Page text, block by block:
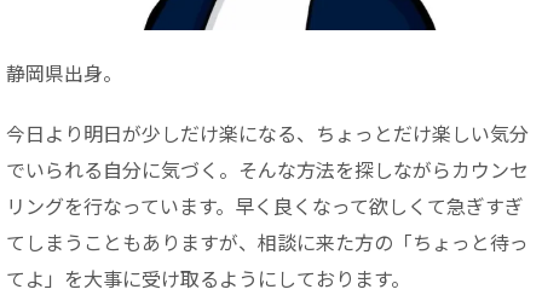
静岡県出身。
今日より明日が少しだけ楽になる、ちょっとだけ楽しい気分
でいられる自分に気づく。そんな方法を探しながらカウンセ
リングを行なっています。早く良くなって欲しくて急ぎすぎ
てしまうこともありますが、相談に来た方の「ちょっと待っ
てよ」を大事に受け取るようにしております。